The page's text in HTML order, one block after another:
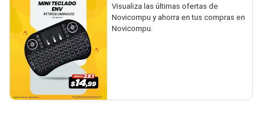
Visualiza las últimas ofertas de
Novicompu y ahorra en tus compras en
Novicompu.